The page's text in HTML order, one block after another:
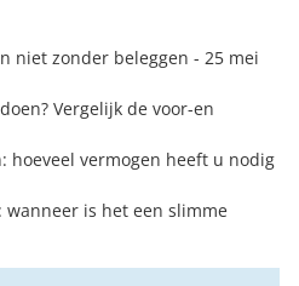
niet zonder beleggen - 25 mei
Vergelijk de voor-en
hoeveel vermogen heeft u nodig
wanneer is het een slimme